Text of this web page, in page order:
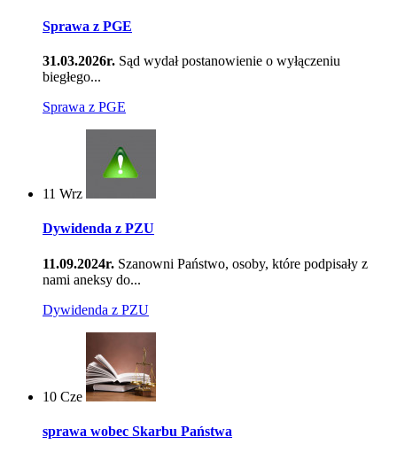
Sprawa z PGE
31.03.2026r. Sąd wydał postanowienie o wyłączeniu
biegłego...
Sprawa z PGE
11 Wrz
Dywidenda z PZU
11.09.2024r. Szanowni Państwo, osoby, które podpisały z
nami aneksy do...
Dywidenda z PZU
10 Cze
sprawa wobec Skarbu Państwa